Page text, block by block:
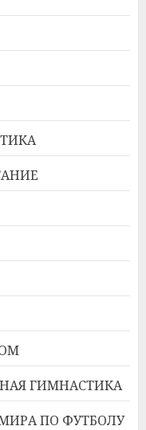
ГИМНАСТИКА
ПО ФУТБОЛУ